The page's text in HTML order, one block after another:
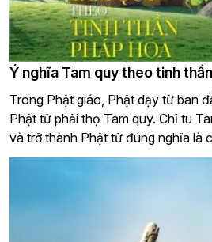
Ý nghĩa Tam quy theo tinh
Trong Phật giáo, Phật dạy từ ban
Phật tử phải thọ Tam quy. Chỉ tu
và trở thành Phật tử đúng nghĩa là